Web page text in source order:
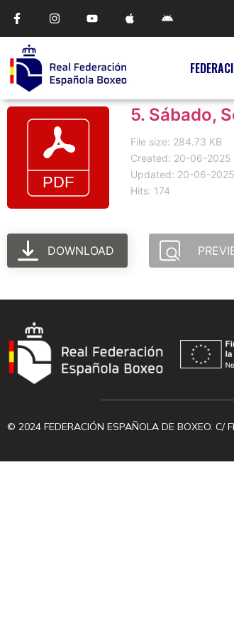
5. Sábado,
File size: 284.73 KB
Created: 20-06-2025
Updated: 20-06-2025
Hits: 174
DOWNLOAD
© 2024 FEDERACIÓN ESPAÑOLA DE BOXEO. C/